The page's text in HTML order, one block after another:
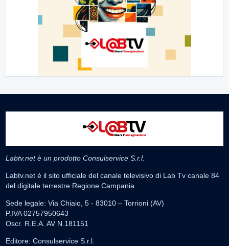
Labtv.net è un prodotto Consulservice S.r.l.
Labtv.net è il sito ufficiale del canale televisivo di Lab Tv canale 84
del digitale terrestre Regione Campania
Sede legale: Via Chiaio, 5 - 83010 – Torrioni (AV)
P.IVA 02757950643
Oscr. R.E.A. AV N.181151
Editore: Consulservice S.r.l.